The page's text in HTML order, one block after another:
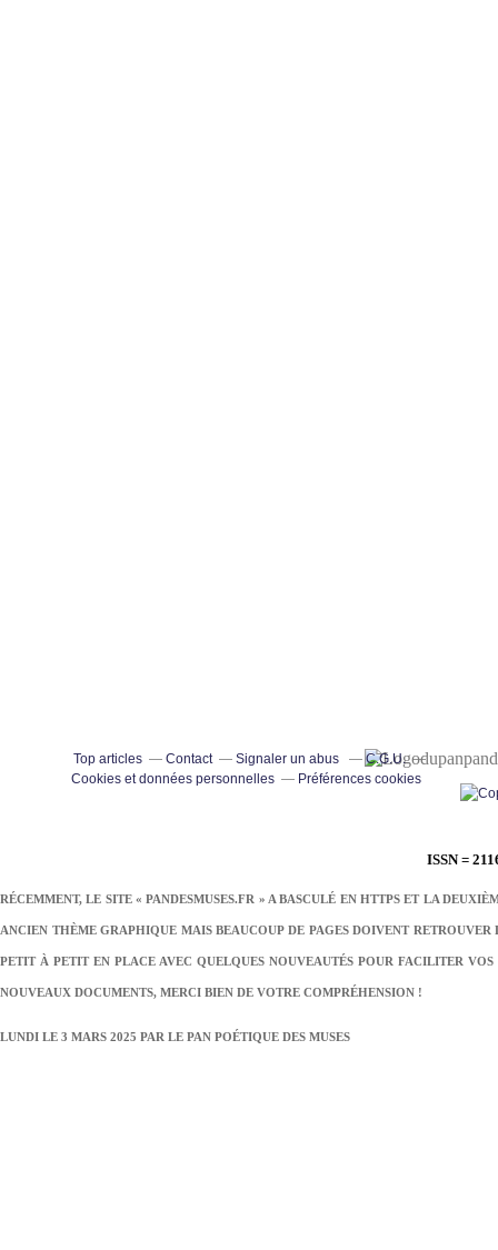
ISSN =
RÉCEMMENT, LE SITE « PANDESMUSES.FR » A BASCULÉ EN HTTPS ET LA
ANCIEN THÈME GRAPHIQUE MAIS BEAUCOUP DE PAGES DOIVENT
PETIT À PETIT EN PLACE AVEC QUELQUES NOUVEAUTÉS POUR FACILITER
NOUVEAUX DOCUMENTS, MERCI BIEN DE VOTRE COMPRÉHENSION !
LUNDI LE 3 MARS 2025 PAR LE PAN POÉTIQUE DES MUSES
Top articles Contact Signaler un abus
C.G.U.
Cookies et données personnelles
Préférences cookies